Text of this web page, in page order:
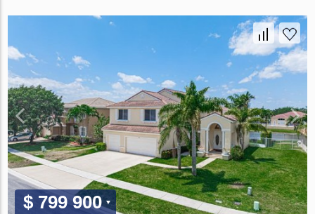
$ 799 900